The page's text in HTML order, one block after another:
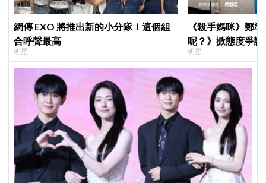
網傳 EXO 將推出新的小分隊！這個組
合呼聲最高
明星
《殺手媽咪》鄭
呢？》掀態度爭
真的吐了」心疼
明星